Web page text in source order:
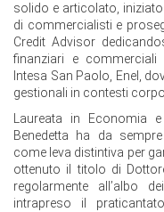
solido e articolato,
di commercialisti e
Credit Advisor
finanziari e commerciali
Intesa San Paolo, Enel,
gestionali in contesti
Laureata in Economia
Benedetta ha da
come leva distintiva per
ottenuto il titolo di
regolarmente all’albo
intrapreso il